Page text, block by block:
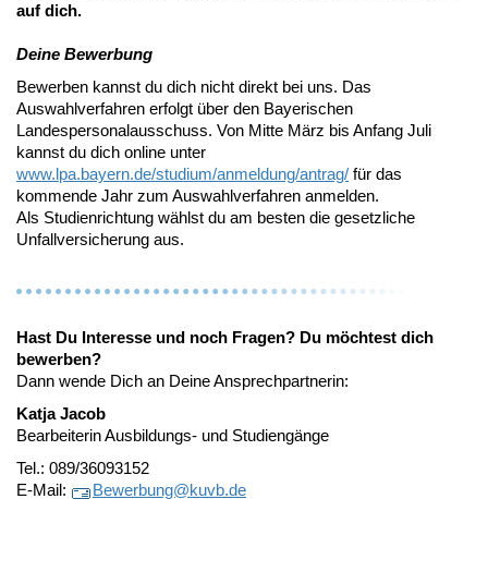
auf dich.
Deine Bewerbung
Bewerben kannst du dich nicht direkt bei uns. Das
Auswahlverfahren erfolgt über den Bayerischen
Landespersonalausschuss. Von Mitte März bis Anfang Juli
kannst du dich online unter
www.lpa.bayern.de/studium/anmeldung/antrag/ für das
kommende Jahr zum Auswahlverfahren anmelden.
Als Studienrichtung wählst du am besten die gesetzliche
Unfallversicherung aus.
Hast Du Interesse und noch Fragen? Du möchtest dich
bewerben?
Dann wende Dich an Deine Ansprechpartnerin:
Katja Jacob
Bearbeiterin Ausbildungs- und Studiengänge
Tel.: 089/36093152
E-Mail:
Bewerbung@kuvb.de